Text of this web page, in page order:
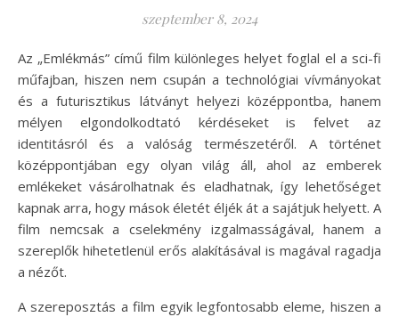
szeptember 8, 2024
Az „Emlékmás” című film különleges helyet foglal el a sci-fi
műfajban, hiszen nem csupán a technológiai vívmányokat
és a futurisztikus látványt helyezi középpontba, hanem
mélyen elgondolkodtató kérdéseket is felvet az
identitásról és a valóság természetéről. A történet
középpontjában egy olyan világ áll, ahol az emberek
emlékeket vásárolhatnak és eladhatnak, így lehetőséget
kapnak arra, hogy mások életét éljék át a sajátjuk helyett. A
film nemcsak a cselekmény izgalmasságával, hanem a
szereplők hihetetlenül erős alakításával is magával ragadja
a nézőt.
A szereposztás a film egyik legfontosabb eleme, hiszen a